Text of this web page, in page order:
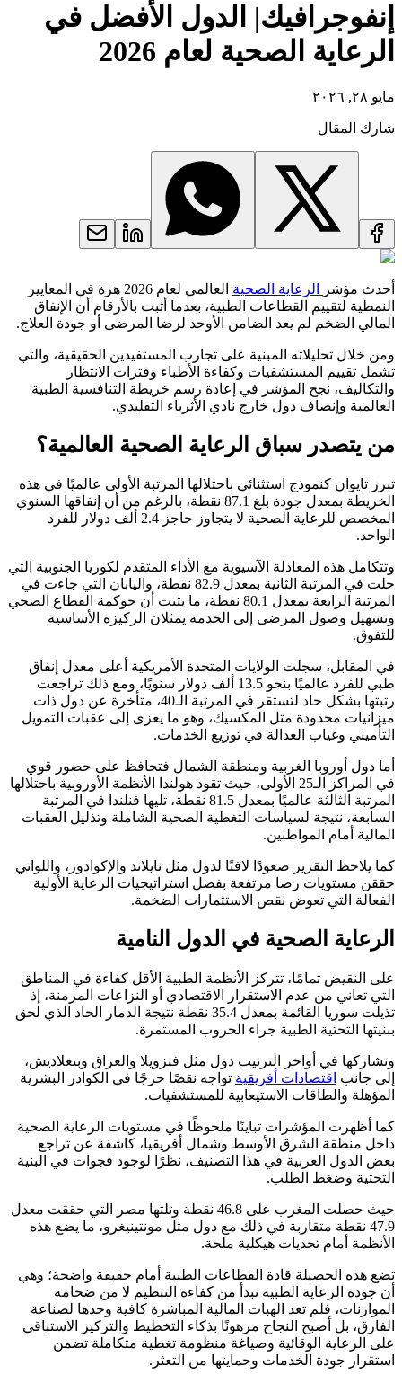
إنفوجرافيك| الدول الأفضل في
الرعاية الصحية لعام 2026
مايو ٢٨, ٢٠٢٦
شارك المقال
أحدث مؤشر الرعاية الصحية
العالمي لعام 2026 هزة في المعايير
النمطية لتقييم القطاعات الطبية، بعدما أثبت بالأرقام أن الإنفاق
المالي الضخم لم يعد الضامن الأوحد لرضا المرضى أو جودة العلاج.
ومن خلال تحليلاته المبنية على تجارب المستفيدين الحقيقية، والتي
تشمل تقييم المستشفيات وكفاءة الأطباء وفترات الانتظار
والتكاليف، نجح المؤشر في إعادة رسم خريطة التنافسية الطبية
العالمية وإنصاف دول خارج نادي الأثرياء التقليدي.
من يتصدر سباق الرعاية الصحية العالمية؟
تبرز تايوان كنموذج استثنائي باحتلالها المرتبة الأولى عالميًا في هذه
الخريطة بمعدل جودة بلغ 87.1 نقطة، بالرغم من أن إنفاقها السنوي
المخصص للرعاية الصحية لا يتجاوز حاجز 2.4 ألف دولار للفرد
الواحد.
وتتكامل هذه المعادلة الآسيوية مع الأداء المتقدم لكوريا الجنوبية التي
حلت في المرتبة الثانية بمعدل 82.9 نقطة، واليابان التي جاءت في
المرتبة الرابعة بمعدل 80.1 نقطة، ما يثبت أن حوكمة القطاع الصحي
وتسهيل وصول المرضى إلى الخدمة يمثلان الركيزة الأساسية
للتفوق.
في المقابل، سجلت الولايات المتحدة الأمريكية أعلى معدل إنفاق
طبي للفرد عالميًا بنحو 13.5 ألف دولار سنويًا، ومع ذلك تراجعت
رتبتها بشكل حاد لتستقر في المرتبة الـ40، متأخرة عن دول ذات
ميزانيات محدودة مثل المكسيك، وهو ما يعزى إلى عقبات التمويل
التأميني وغياب العدالة في توزيع الخدمات.
أما دول أوروبا الغربية ومنطقة الشمال فتحافظ على حضور قوي
في المراكز الـ25 الأولى، حيث تقود هولندا الأنظمة الأوروبية باحتلالها
المرتبة الثالثة عالميًا بمعدل 81.5 نقطة، تليها فنلندا في المرتبة
السابعة، نتيجة لسياسات التغطية الصحية الشاملة وتذليل العقبات
المالية أمام المواطنين.
كما يلاحظ التقرير صعودًا لافتًا لدول مثل تايلاند والإكوادور، واللواتي
حققن مستويات رضا مرتفعة بفضل استراتيجيات الرعاية الأولية
الفعالة التي تعوض نقص الاستثمارات الضخمة.
الرعاية الصحية في الدول النامية
على النقيض تمامًا، تتركز الأنظمة الطبية الأقل كفاءة في المناطق
التي تعاني من عدم الاستقرار الاقتصادي أو النزاعات المزمنة، إذ
تذيلت سوريا القائمة بمعدل 35.4 نقطة نتيجة الدمار الحاد الذي لحق
ببنيتها التحتية الطبية جراء الحروب المستمرة.
وتشاركها في أواخر الترتيب دول مثل فنزويلا والعراق وبنغلاديش،
إلى جانب اقتصادات أفريقيةتواجه نقصًا حرجًا في الكوادر البشرية
المؤهلة والطاقات الاستيعابية للمستشفيات.
كما أظهرت المؤشرات تباينًا ملحوظًا في مستويات الرعاية الصحية
داخل منطقة الشرق الأوسط وشمال أفريقيا، كاشفة عن تراجع
بعض الدول العربية في هذا التصنيف، نظرًا لوجود فجوات في البنية
التحتية وضغط الطلب.
حيث حصلت المغرب على 46.8 نقطة وتلتها مصر التي حققت معدل
47.9 نقطة متقاربة في ذلك مع دول مثل مونتينيغرو، ما يضع هذه
الأنظمة أمام تحديات هيكلية ملحة.
تضع هذه الحصيلة قادة القطاعات الطبية أمام حقيقة واضحة؛ وهي
أن جودة الرعاية الطبية تبدأ من كفاءة التنظيم لا من ضخامة
الموازنات، فلم تعد الهبات المالية المباشرة كافية وحدها لصناعة
الفارق، بل أصبح النجاح مرهونًا بذكاء التخطيط والتركيز الاستباقي
على الرعاية الوقائية وصياغة منظومة تغطية متكاملة تضمن
استقرار جودة الخدمات وحمايتها من التعثر.